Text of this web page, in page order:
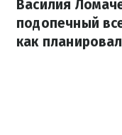
Василия
подопечный
как